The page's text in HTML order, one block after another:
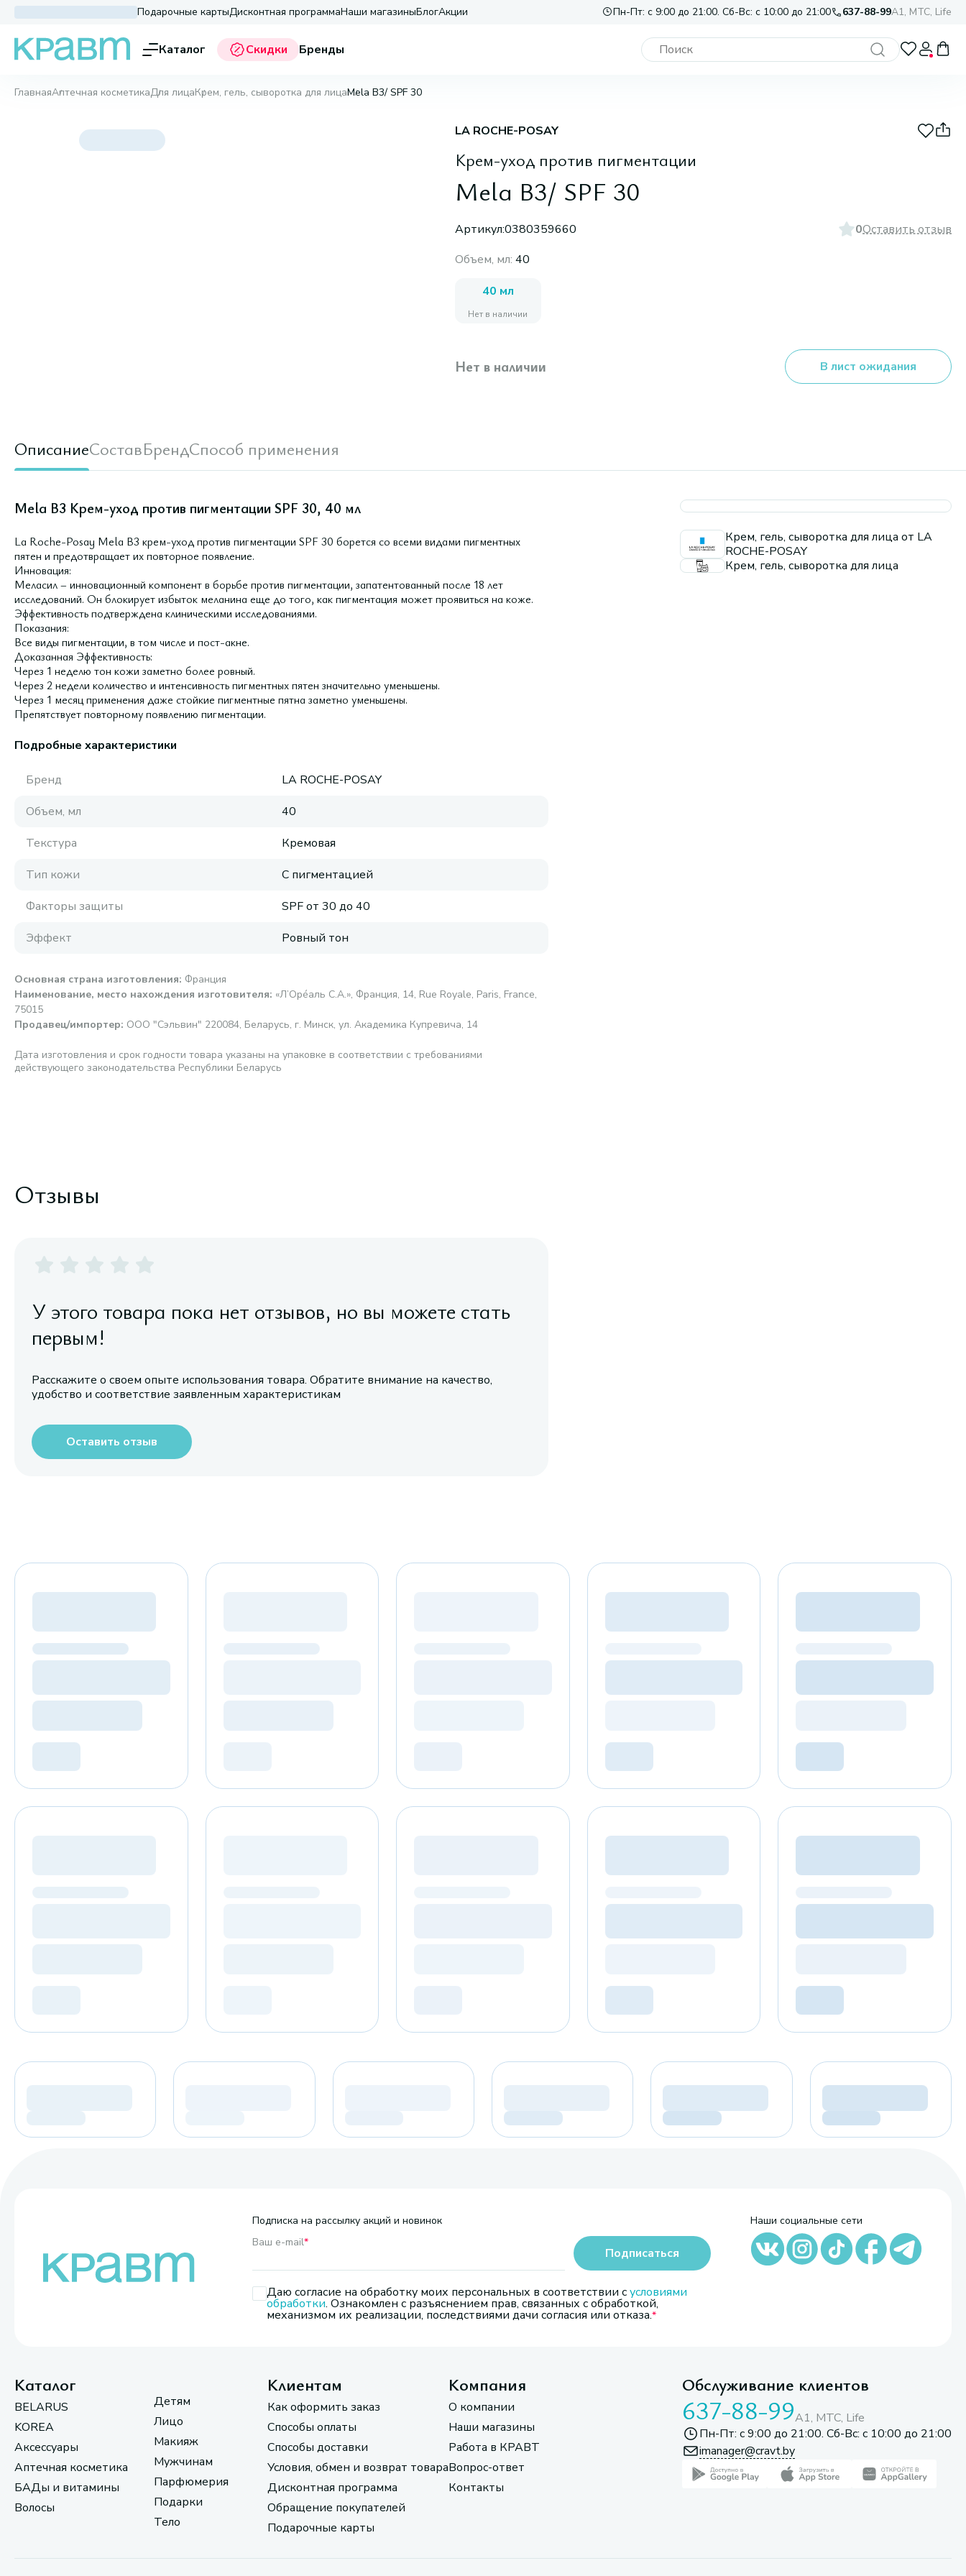
Подарочные картыДисконтная программаНаши магазиныБлогАкции Пн-Пт: с 9:00 до 21:00. Сб-Вс: с 10:00 до 21:00 637-88-99A1, МТС, Life
Каталог Скидки Бренды
ГлавнаяАптечная косметикаДля лицаКрем, гель, сыворотка для лицаMela B3/ SPF 30
LA ROCHE-POSAY
Крем-уход против пигментации
Mela B3/ SPF 30
Артикул:0380359660 0Оставить отзыв
Объем, мл: 40
40 мл
Нет в наличии
Нет в наличии В лист ожидания
ОписаниеСоставБрендСпособ применения
Mela B3 Крем-уход против пигментации SPF 30, 40 мл
La Roche-Posay Mela B3 крем-уход против пигментации SPF 30 борется со всеми видами пигментных
пятен и предотвращает их повторное появление.
Инновация:
Меласил – инновационный компонент в борьбе против пигментации, запатентованный после 18 лет
исследований. Он блокирует избыток меланина еще до того, как пигментация может проявиться на коже.
Эффективность подтверждена клиническими исследованиями.
Показания:
Все виды пигментации, в том числе и пост-акне.
Доказанная Эффективность:
Через 1 неделю тон кожи заметно более ровный.
Через 2 недели количество и интенсивность пигментных пятен значительно уменьшены.
Через 1 месяц применения даже стойкие пигментные пятна заметно уменьшены.
Препятствует повторному появлению пигментации.
Подробные характеристики
Бренд
LA ROCHE-POSAY
Объем, мл
40
Текстура
Кремовая
Тип кожи
С пигментацией
Факторы защиты
SPF от 30 до 40
Эффект
Ровный тон
Основная страна изготовления: Франция
Наименование, место нахождения изготовителя: «Л’Орéаль С.А.», Франция, 14, Rue Royale, Paris, France,
75015
Продавец/импортер: ООО "Сэльвин" 220084, Беларусь, г. Минск, ул. Академика Купревича, 14
Дата изготовления и срок годности товара указаны на упаковке в соответствии с требованиями
действующего законодательства Республики Беларусь
Крем, гель, сыворотка для лица от LA
ROCHE-POSAY
Крем, гель, сыворотка для лица
Отзывы
У этого товара пока нет отзывов, но вы можете стать
первым!
Расскажите о своем опыте использования товара. Обратите внимание на качество,
удобство и соответствие заявленным характеристикам
Оставить отзыв
Подписка на рассылку акций и новинок
Ваш e-mail*
Даю согласие на обработку моих персональных в соответствии сусловиями
обработки. Ознакомлен с разъяснением прав, связанных с обработкой,
механизмом их реализации, последствиями дачи согласия или отказа.
Подписаться
Наши социальные сети
Каталог
BELARUS
KOREA
Аксессуары
Аптечная косметика
БАДы и витамины
Волосы
Детям
Лицо
Макияж
Мужчинам
Парфюмерия
Подарки
Тело
Клиентам
Как оформить заказ
Способы оплаты
Способы доставки
Условия, обмен и возврат товара
Дисконтная программа
Обращение покупателей
Подарочные карты
Компания
О компании
Наши магазины
Работа в КРАВТ
Вопрос-ответ
Контакты
Обслуживание клиентов
637-88-99A1, МТС, Life
Пн-Пт: с 9:00 до 21:00. Сб-Вс: с 10:00 до 21:00
imanager@cravt.by